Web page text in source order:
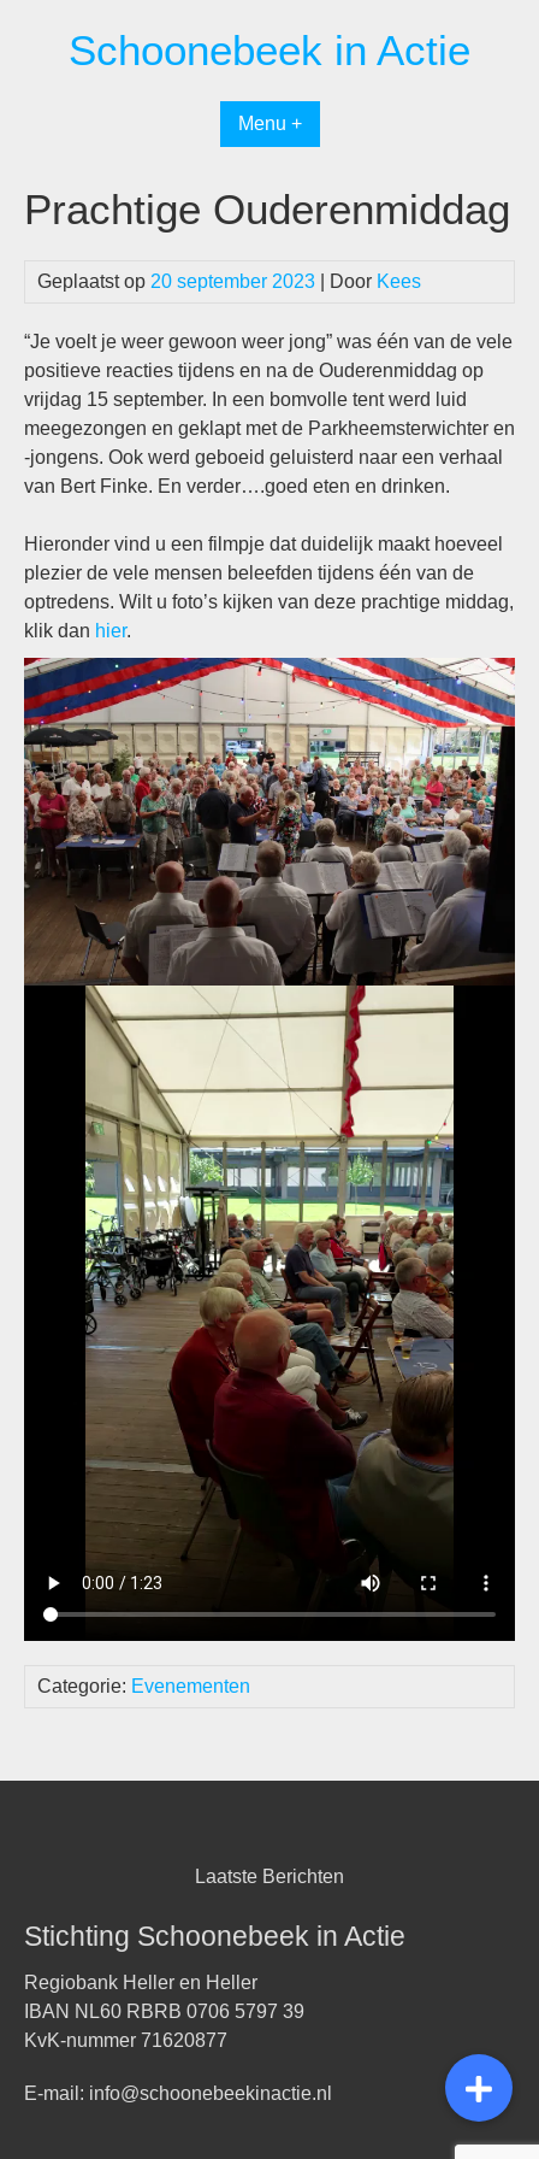
Schoonebeek in Actie
Menu +
Prachtige Ouderenmiddag
Geplaatst op 20 september 2023 | Door Kees
“Je voelt je weer gewoon weer jong” was één van de vele
positieve reacties tijdens en na de Ouderenmiddag op
vrijdag 15 september. In een bomvolle tent werd luid
meegezongen en geklapt met de Parkheemsterwichter en
-jongens. Ook werd geboeid geluisterd naar een verhaal
van Bert Finke. En verder….goed eten en drinken.
Hieronder vind u een filmpje dat duidelijk maakt hoeveel
plezier de vele mensen beleefden tijdens één van de
optredens. Wilt u foto’s kijken van deze prachtige middag,
klik dan hier.
Categorie: Evenementen
Laatste Berichten
Stichting Schoonebeek in Actie
Regiobank Heller en Heller
IBAN NL60 RBRB 0706 5797 39
KvK-nummer 71620877
E-mail: info@schoonebeekinactie.nl